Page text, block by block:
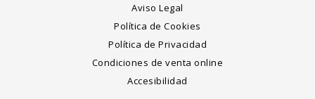
Aviso Legal
Política de Cookies
Política de Privacidad
Condiciones de venta online
Accesibilidad